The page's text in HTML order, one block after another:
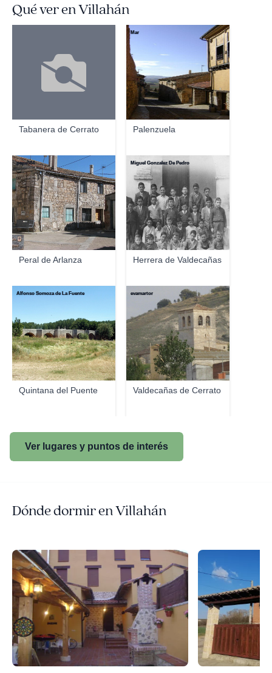
Qué ver en Villahán
Tabanera de Cerrato Palenzuela
Mar
Peral de Arlanza
pepe584
Herrera de Valdecañas
Miguel Gonzalez De Pedro
Quintana del Puente
Alfonso Somoza de La Fuente
Valdecañas de Cerrato
evamartor
Ver lugares y puntos de interés
Dónde dormir en Villahán